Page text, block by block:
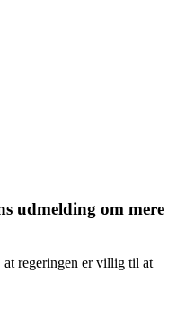
udmelding om mere
at regeringen er villig til at